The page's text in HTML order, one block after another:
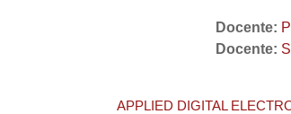
Docente:
Docente:
APPLIED DIGITAL